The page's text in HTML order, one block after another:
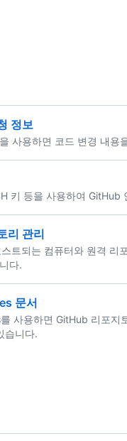
정보
사용하면 코드 변경 내용
키 등을 사용하여 GitHub
리 관리
트되는 컴퓨터와 원격 리
다.
문서
사용하면 GitHub 리포지
습니다.